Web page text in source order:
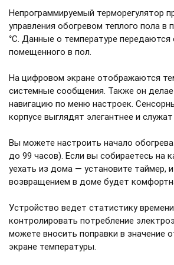
Непрограммируемый терморегулятор
управления обогревом теплого пола в
°С. Данные о температуре передаются
помещенного в пол.
На цифровом экране отображаются
системные сообщения. Также он
навигацию по меню настроек.
корпусе выглядят элегантнее и
Вы можете настроить начало
до 99 часов). Если вы собираетесь на
уехать из дома — установите таймер,
возвращением в доме будет
Устройство ведет статистику
контролировать потребление
можете вносить поправки в значение
экране температуры.